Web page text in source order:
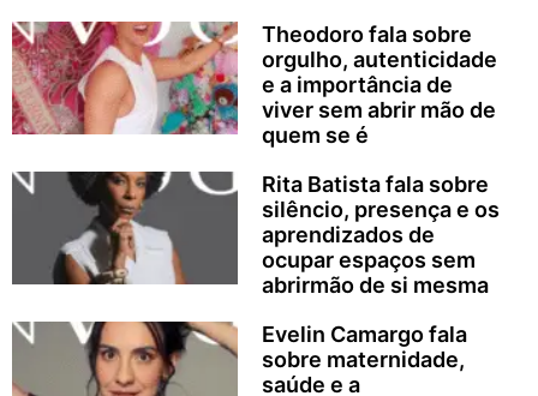
Theodoro fala sobre
orgulho, autenticidade
e a importância de
viver sem abrir mão de
quem se é
Rita Batista fala sobre
silêncio, presença e os
aprendizados de
ocupar espaços sem
abrirmão de si mesma
Evelin Camargo fala
sobre maternidade,
saúde e a